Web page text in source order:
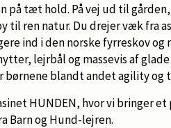
på tæt hold. På vej ud til
til ren natur. Du drejer væk fra
ind i den norske fyrreskov og
lejrbål og massevis af
blandt andet agility og
HUNDEN, hvor vi bringer
Barn og Hund-lejren.